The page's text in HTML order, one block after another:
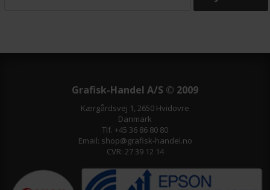
Grafisk-Handel A/S © 2009
Kærgårdsvej 1, 2650 Hvidovre
Danmark
Tlf. +45 36 86 80 80
Email: shop@grafisk-handel.no
CVR: 27 39 12 14